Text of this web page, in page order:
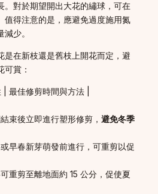
。對於期望開出大花的繡球，可在
值得注意的是，應避免過度施用氮
少。
是在新枝還是舊枝上開花而定，避
賞：
最佳修剪時間與方法 |
束後立即進行塑形修剪， 避免冬季
早春新芽萌發前進行，可重剪以促
重剪至離地面約 15 公分，促使夏